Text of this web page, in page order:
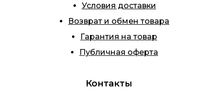
Условия доставки
Возврат и обмен товара
Гарантия на товар
Публичная оферта
Контакты